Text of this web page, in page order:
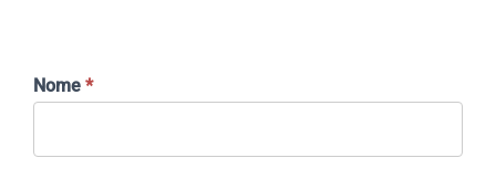
Richiedi
ricontatto
Nome *